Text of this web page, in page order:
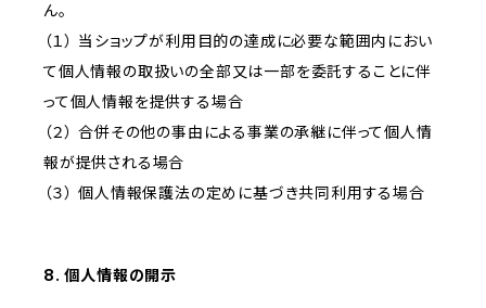
ん。
（１） 当ショップが利用目的の達成に必要な範囲内におい
て個人情報の取扱いの全部又は一部を委託することに伴
って個人情報を提供する場合
（２） 合併その他の事由による事業の承継に伴って個人情
報が提供される場合
（３） 個人情報保護法の定めに基づき共同利用する場合
8. 個人情報の開示